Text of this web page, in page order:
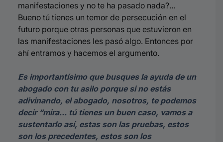
manifestaciones y no te ha pasado nada?…
Bueno tú tienes un temor de persecución en el
futuro porque otras personas que estuvieron en
las manifestaciones les pasó algo. Entonces por
ahí entramos y hacemos el argumento.
Es importantísimo que busques la ayuda de un
abogado con tu asilo porque si no estás
adivinando, el abogado, nosotros, te podemos
decir “mira… tú tienes un buen caso, vamos a
sustentarlo así, estas son las pruebas, estos
son los precedentes, estos son los